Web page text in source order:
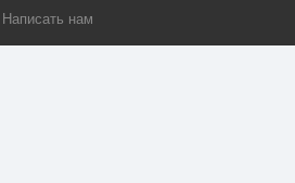
Написать нам